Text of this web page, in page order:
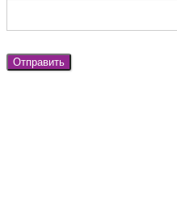
Отправить